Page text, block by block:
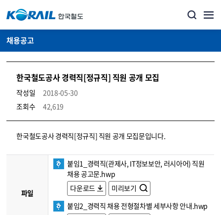
채용공고
한국철도공사 경력직[정규직] 직원 공개 모집
작성일
2018-05-30
조회수
42,619
코레일소개_경영공시_채용공고 상세보기 – 내용, 파일, 담당자 연락처로 구성
한국철도공사 경력직[정규직] 직원 공개 모집문입니다.
파일
붙임1_경력직(관제사, IT정보보안, 러시아어) 직원
채용 공고문.hwp
다운로드
미리보기
붙임2_경력직 채용 전형절차별 세부사항 안내.hwp